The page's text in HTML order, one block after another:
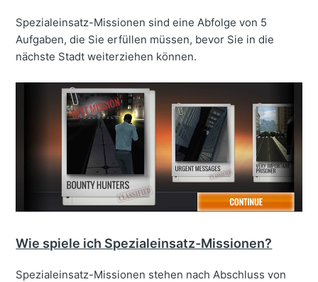
Spezialeinsatz-Missionen sind eine Abfolge von 5
Aufgaben, die Sie erfüllen müssen, bevor Sie in die
nächste Stadt weiterziehen können.
Wie spiele ich Spezialeinsatz-Missionen?
Spezialeinsatz-Missionen stehen nach Abschluss von